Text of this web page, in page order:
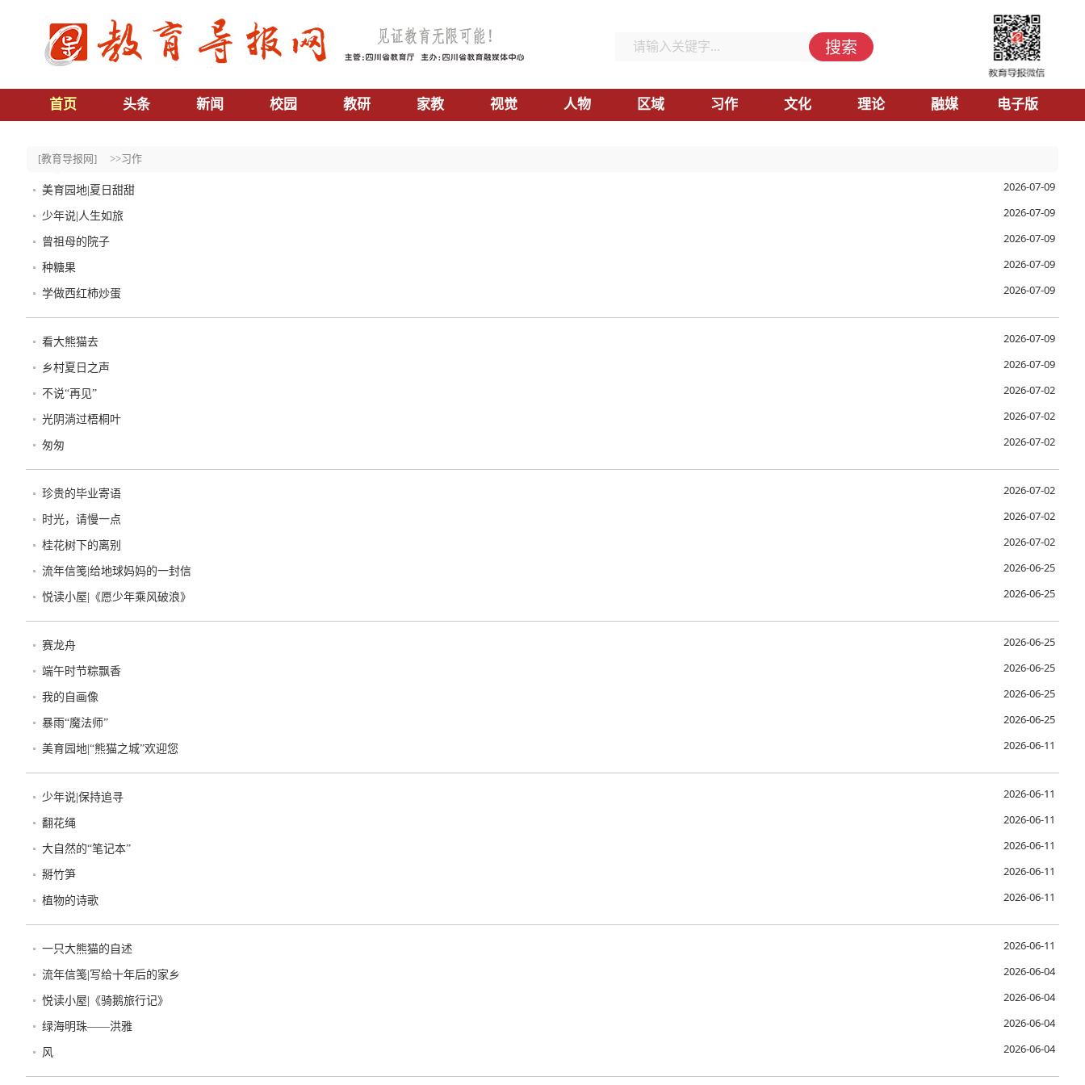
首页 头条 新闻 校园 教研 家教 视觉 人物 区域 习作 文化 理论 融媒 电子版
搜索
[教育导报网] >>习作
2026-07-09
美育园地|夏日甜甜
2026-07-09
少年说|人生如旅
2026-07-09
曾祖母的院子
2026-07-09
种糖果
2026-07-09
学做西红柿炒蛋
2026-07-09
看大熊猫去
2026-07-09
乡村夏日之声
2026-07-02
不说“再见”
2026-07-02
光阴淌过梧桐叶
2026-07-02
匆匆
2026-07-02
珍贵的毕业寄语
2026-07-02
时光，请慢一点
2026-07-02
桂花树下的离别
2026-06-25
流年信笺|给地球妈妈的一封信
2026-06-25
悦读小屋|《愿少年乘风破浪》
2026-06-25
赛龙舟
2026-06-25
端午时节粽飘香
2026-06-25
我的自画像
2026-06-25
暴雨“魔法师”
2026-06-11
美育园地|“熊猫之城”欢迎您
2026-06-11
少年说|保持追寻
2026-06-11
翻花绳
2026-06-11
大自然的“笔记本”
2026-06-11
掰竹笋
2026-06-11
植物的诗歌
2026-06-11
一只大熊猫的自述
2026-06-04
流年信笺|写给十年后的家乡
2026-06-04
悦读小屋|《骑鹅旅行记》
2026-06-04
绿海明珠——洪雅
2026-06-04
风